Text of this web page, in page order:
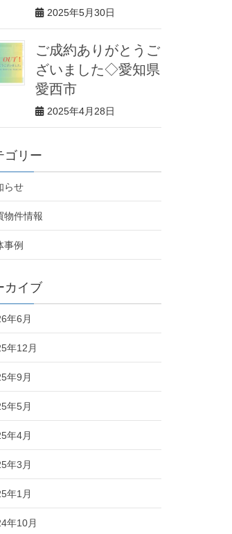
2025年5月30日
ご成約ありがとうご
ざいました◇愛知県
愛西市
2025年4月28日
ゴリー
らせ
物件情報
事例
カイブ
年6月
年12月
年9月
年5月
年4月
年3月
年1月
年10月